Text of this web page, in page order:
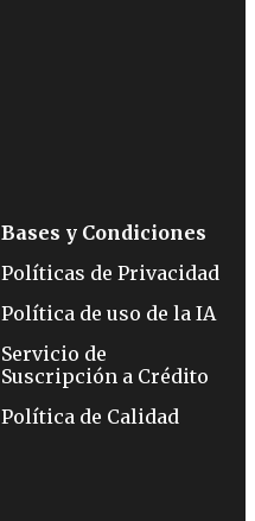
Bases y Condiciones
Políticas de Privacidad
Política de uso de la IA
Servicio de
Suscripción a Crédito
Política de Calidad